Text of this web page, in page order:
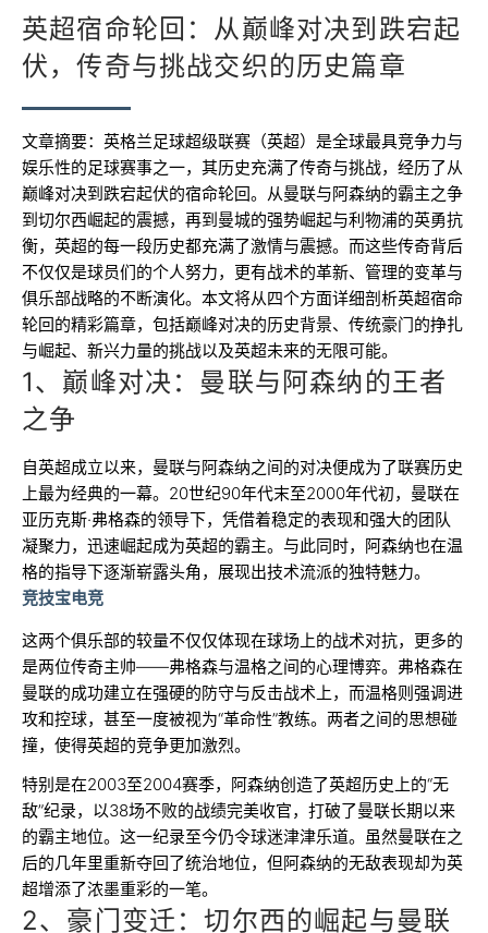
英超宿命轮回：从巅峰对决到跌宕起
伏，传奇与挑战交织的历史篇章
文章摘要：英格兰足球超级联赛（英超）是全球最具竞争力与
娱乐性的足球赛事之一，其历史充满了传奇与挑战，经历了从
巅峰对决到跌宕起伏的宿命轮回。从曼联与阿森纳的霸主之争
到切尔西崛起的震撼，再到曼城的强势崛起与利物浦的英勇抗
衡，英超的每一段历史都充满了激情与震撼。而这些传奇背后
不仅仅是球员们的个人努力，更有战术的革新、管理的变革与
俱乐部战略的不断演化。本文将从四个方面详细剖析英超宿命
轮回的精彩篇章，包括巅峰对决的历史背景、传统豪门的挣扎
与崛起、新兴力量的挑战以及英超未来的无限可能。
1、巅峰对决：曼联与阿森纳的王者
之争
自英超成立以来，曼联与阿森纳之间的对决便成为了联赛历史
上最为经典的一幕。20世纪90年代末至2000年代初，曼联在
亚历克斯·弗格森的领导下，凭借着稳定的表现和强大的团队
凝聚力，迅速崛起成为英超的霸主。与此同时，阿森纳也在温
格的指导下逐渐崭露头角，展现出技术流派的独特魅力。
竞技宝电竞
这两个俱乐部的较量不仅仅体现在球场上的战术对抗，更多的
是两位传奇主帅——弗格森与温格之间的心理博弈。弗格森在
曼联的成功建立在强硬的防守与反击战术上，而温格则强调进
攻和控球，甚至一度被视为“革命性”教练。两者之间的思想碰
撞，使得英超的竞争更加激烈。
特别是在2003至2004赛季，阿森纳创造了英超历史上的“无
敌”纪录，以38场不败的战绩完美收官，打破了曼联长期以来
的霸主地位。这一纪录至今仍令球迷津津乐道。虽然曼联在之
后的几年里重新夺回了统治地位，但阿森纳的无敌表现却为英
超增添了浓墨重彩的一笔。
2、豪门变迁：切尔西的崛起与曼联